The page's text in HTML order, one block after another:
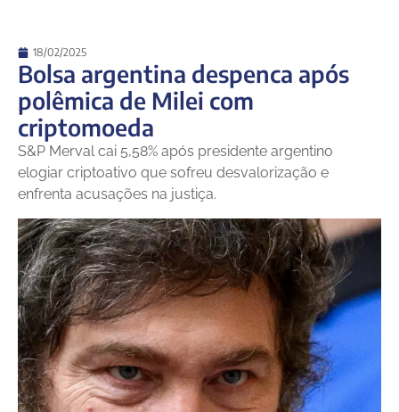
18/02/2025
Bolsa argentina despenca após
polêmica de Milei com
criptomoeda
S&P Merval cai 5,58% após presidente argentino
elogiar criptoativo que sofreu desvalorização e
enfrenta acusações na justiça.